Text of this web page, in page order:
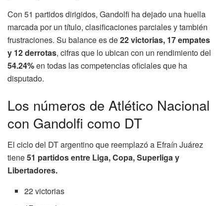
Con 51 partidos dirigidos, Gandolfi ha dejado una huella
marcada por un título, clasificaciones parciales y también
frustraciones. Su balance es de22 victorias, 17 empates
y 12 derrotas, cifras que lo ubican con un rendimiento del
54.24%en todas las competencias oficiales que ha
disputado.
Los números de Atlético Nacional
con Gandolfi como DT
El ciclo del DT argentino que reemplazó a Efraín Juárez
tiene51 partidos entre Liga, Copa, Superliga y
Libertadores.
22 victorias